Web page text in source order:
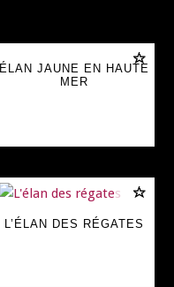
ÉLAN JAUNE EN HAUTE
MER
L’ÉLAN DES RÉGATES